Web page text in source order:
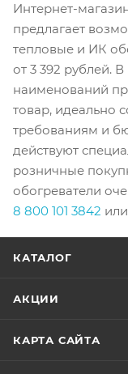
Интернет-
предлагает
тепловые и ИК
от 3 392 рублей.
наименований
товар, идеально
требованиям и
действуют
розничные
обогреватели
8 800 101 3842
КАТАЛОГ
АКЦИИ
КАРТА САЙТА